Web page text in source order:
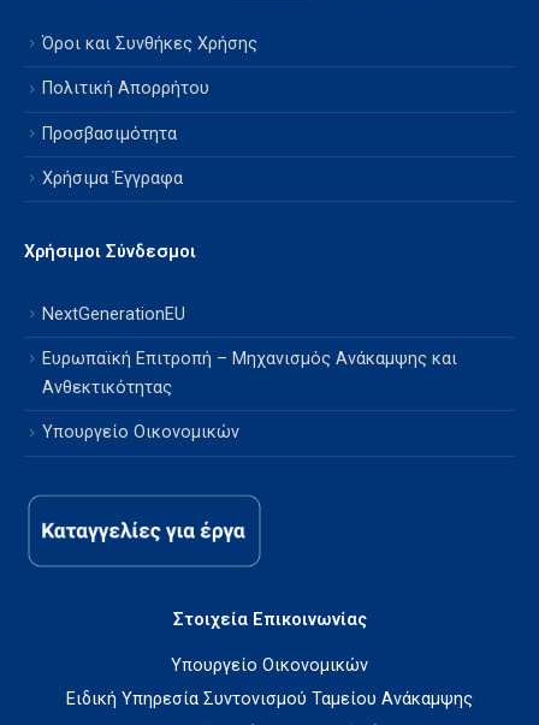
Όροι και Συνθήκες Χρήσης
Πολιτική Απορρήτου
Προσβασιμότητα
Χρήσιμα Έγγραφα
Χρήσιμοι Σύνδεσμοι
NextGenerationEU
Ευρωπαϊκή Επιτροπή – Μηχανισμός Ανάκαμψης και
Ανθεκτικότητας
Υπουργείο Οικονομικών
Στοιχεία Επικοινωνίας
Υπουργείο Οικονομικών
Ειδική Υπηρεσία Συντονισμού Ταμείου Ανάκαμψης